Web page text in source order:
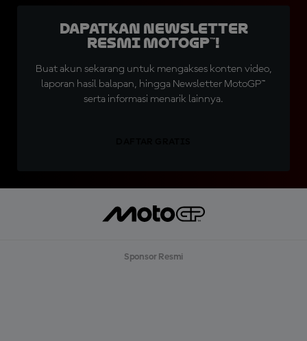
Dapatkan Newsletter
Resmi MotoGP™!
Buat akun sekarang untuk mengakses konten video,
laporan hasil balapan, hingga Newsletter MotoGP™
serta informasi menarik lainnya.
Sponsor Resmi